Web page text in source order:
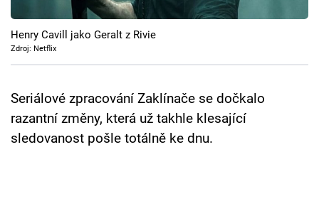
Pořady
TV Program
Přihlášení
Henry Cavill jako Geralt z Rivie
Zdroj: Netflix
Seriálové zpracování Zaklínače se dočkalo
razantní změny, která už takhle klesající
sledovanost pošle totálně ke dnu.